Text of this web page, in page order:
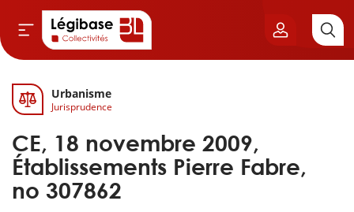
& Cimetières
& Élu local
& Finances locales
Urbanisme
Jurisprudence
CE, 18 novembre 2009,
Établissements Pierre Fabre,
no 307862